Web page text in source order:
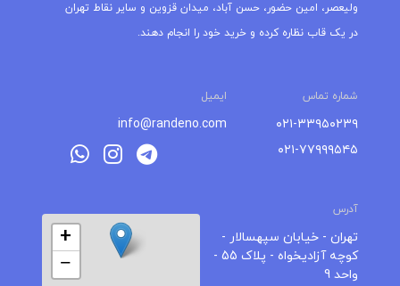
ولیعصر، امین حضور، حسن آباد، میدان قزوین و سایر نقاط تهران
در یک قاب نظاره کرده و خرید خود را انجام دهند.
شماره تماس ایمیل
۰۲۱-۳۳۹۵۰۲۳۹
۰۲۱-۷۷۹۹۹۵۴۵
info@randeno.com
آدرس
تهران - خیابان سپهسالار -
کوچه آزادیخواه - پلاک 55 -
واحد 9
+
−